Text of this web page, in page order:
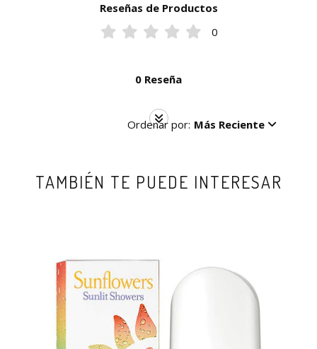
Reseñas de Productos
0
0 Reseña
Ordenar por: Más Reciente
TAMBIÉN TE PUEDE INTERESAR